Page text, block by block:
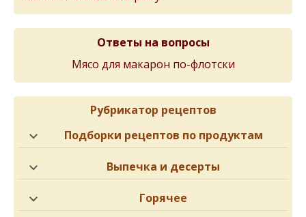
Ответы на вопросы
Мясо для макарон по-флотски
Рубрикатор рецептов
Подборки рецептов по продуктам
Выпечка и десерты
Горячее